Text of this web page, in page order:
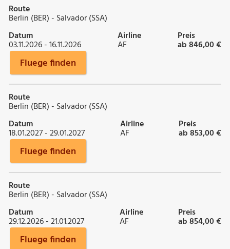
Route
Berlin (BER) - Salvador (SSA)
Datum
03.11.2026 - 16.11.2026
Airline
AF
Preis
ab 846,00 €
Fluege finden
Route
Berlin (BER) - Salvador (SSA)
Datum
18.01.2027 - 29.01.2027
Airline
AF
Preis
ab 853,00 €
Fluege finden
Route
Berlin (BER) - Salvador (SSA)
Datum
29.12.2026 - 21.01.2027
Airline
AF
Preis
ab 854,00 €
Fluege finden